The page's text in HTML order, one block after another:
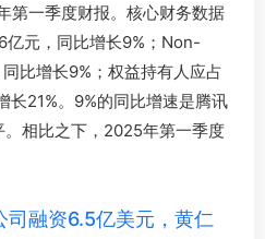
第一季度财报。核心财务数据
亿元，同比增长9%；Non-
比增长9%；权益持有人应占
21%。9%的同比增速是腾讯
相比之下，2025年第一季度
融资6.5亿美元，黄仁